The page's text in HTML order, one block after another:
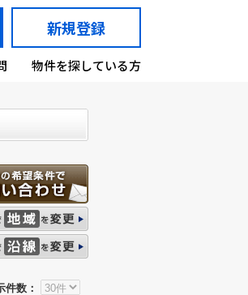
新規登録
物件を探している方
件数：